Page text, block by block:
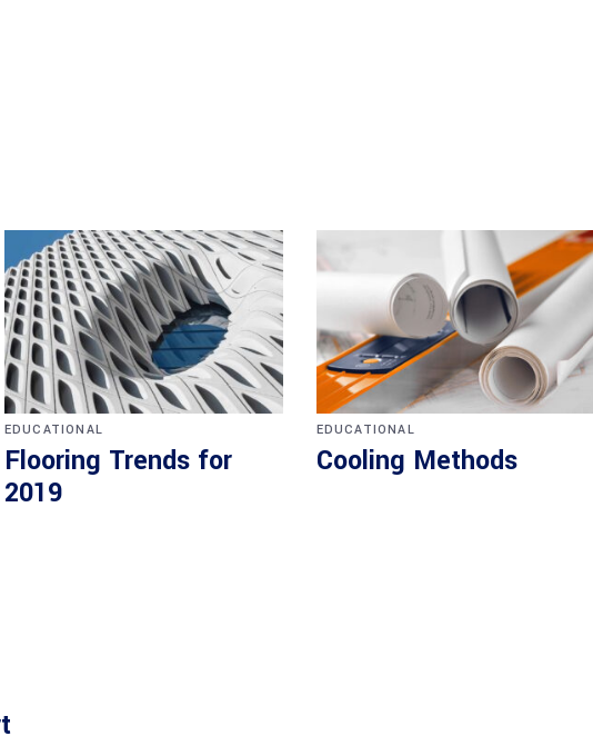
EDUCATIONAL
Flooring Trends for
2019
EDUCATIONAL
Cooling Methods